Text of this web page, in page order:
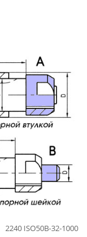
2240 ISO50B-32-1000